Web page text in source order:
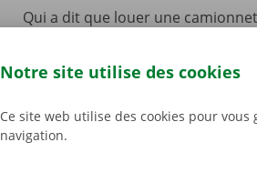
Qui a dit que louer une
contact ! Ouvrez l’appli,
aller récupérer votre
notre offre.
Notre site utilise des cookies
Ce site web utilise des cookies pour
navigation.